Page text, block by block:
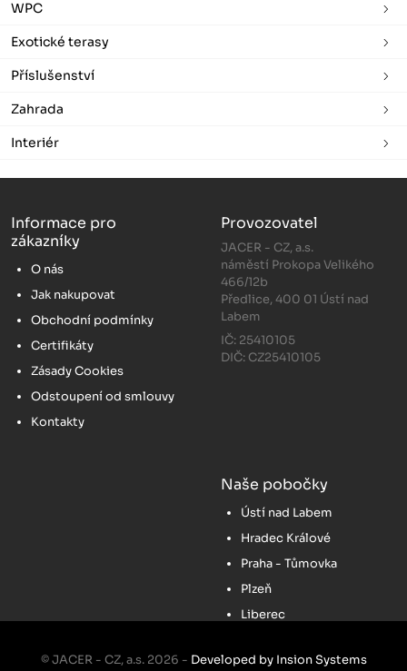
WPC
Exotické terasy
Příslušenství
Zahrada
Interiér
Informace pro
zákazníky
O nás
Jak nakupovat
Obchodní podmínky
Certifikáty
Zásady Cookies
Odstoupení od smlouvy
Kontakty
Provozovatel
JACER - CZ, a.s.
náměstí Prokopa Velikého
466/12b
Předlice, 400 01 Ústí nad
Labem
IČ: 25410105
DIČ: CZ25410105
Naše pobočky
Ústí nad Labem
Hradec Králové
Praha - Tůmovka
Plzeň
Liberec
© JACER - CZ, a.s. 2026 - Developed by Insion Systems